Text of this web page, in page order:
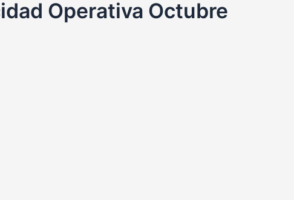
Operativa Octubre